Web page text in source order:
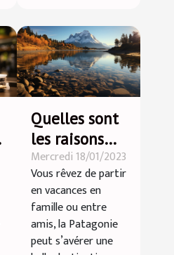
Quelles sont
les raisons
pour partir
en vacances
en Patagonie
?
Mercredi 18/01/2023
Vous rêvez de partir
en vacances en
famille ou entre
amis, la Patagonie
peut s’avérer une